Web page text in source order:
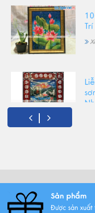
Sản phẩm
Được sản xuất